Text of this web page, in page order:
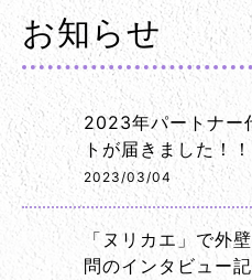
お知らせ
2023年パートナー
トが届きました！！
2023/03/04
「ヌリカエ」で外
問のインタビュー